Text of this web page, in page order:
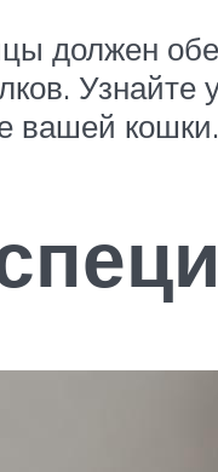
должен
Узнайте
вашей кошки.